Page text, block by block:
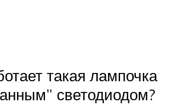
такая лампочка
светодиодом?